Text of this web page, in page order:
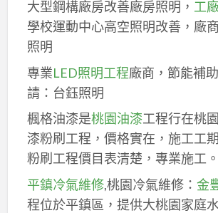
大型鋼構廠房改善廠房照明， 工
學校運動中心高空照明改善，廠
照明
專業LED照明工程廠商，節能補
請：台鈺照明
楓格油漆是桃園油漆工程行在桃
漆粉刷工程，價格實在，施工工
粉刷工程價目表清楚，專業施工。
平鎮冷氣維修,桃園冷氣維修： 金
程位於平鎮區，提供大桃園家庭